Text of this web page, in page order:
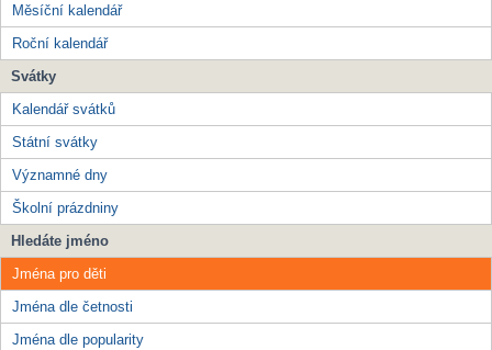
Měsíční kalendář
Roční kalendář
Svátky
Kalendář svátků
Státní svátky
Významné dny
Školní prázdniny
Hledáte jméno
Jména pro děti
Jména dle četnosti
Jména dle popularity